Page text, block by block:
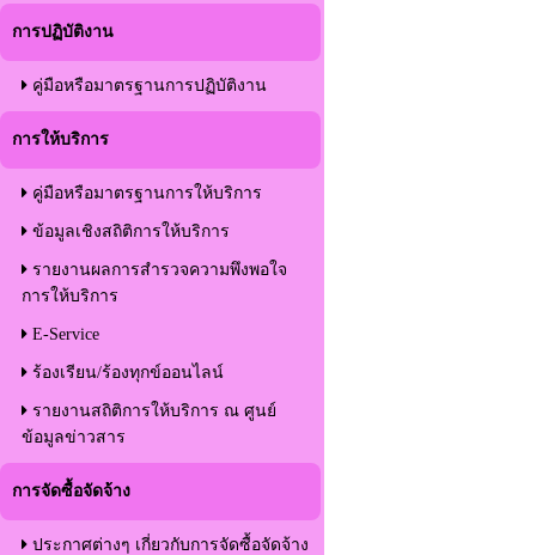
การปฏิบัติงาน
คู่มือหรือมาตรฐานการปฏิบัติงาน
การให้บริการ
คู่มือหรือมาตรฐานการให้บริการ
ข้อมูลเชิงสถิติการให้บริการ
รายงานผลการสำรวจความพึงพอใจ
การให้บริการ
E-Service
ร้องเรียน/ร้องทุกข์ออนไลน์
รายงานสถิติการให้บริการ ณ ศูนย์
ข้อมูลข่าวสาร
การจัดซื้อจัดจ้าง
ประกาศต่างๆ เกี่ยวกับการจัดซื้อจัดจ้าง